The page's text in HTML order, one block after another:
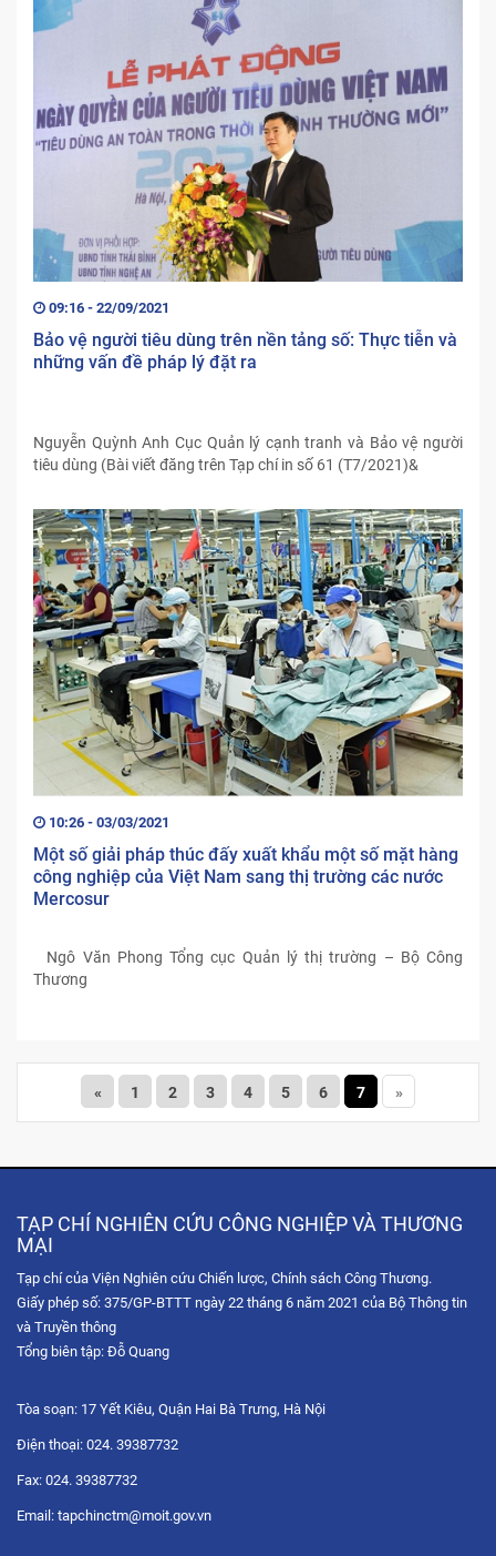
09:16 - 22/09/2021
Bảo vệ người tiêu dùng trên nền tảng số: Thực tiễn và
những vấn đề pháp lý đặt ra
Nguyễn Quỳnh Anh Cục Quản lý cạnh tranh và Bảo vệ người
tiêu dùng (Bài viết đăng trên Tạp chí in số 61 (T7/2021)&
10:26 - 03/03/2021
Một số giải pháp thúc đấy xuất khẩu một số mặt hàng
công nghiệp của Việt Nam sang thị trường các nước
Mercosur
Ngô Văn Phong Tổng cục Quản lý thị trường – Bộ Công
Thương
« 1 2 3 4 5 6 7 »
TẠP CHÍ NGHIÊN CỨU CÔNG NGHIỆP VÀ THƯƠNG
MẠI
Tạp chí của Viện Nghiên cứu Chiến lược, Chính sách Công Thương.
Giấy phép số: 375/GP-BTTT ngày 22 tháng 6 năm 2021 của Bộ Thông tin
và Truyền thông
Tổng biên tập: Đỗ Quang
Tòa soạn: 17 Yết Kiêu, Quận Hai Bà Trưng, Hà Nội
Điện thoại: 024. 39387732
Fax: 024. 39387732
Email: tapchinctm@moit.gov.vn